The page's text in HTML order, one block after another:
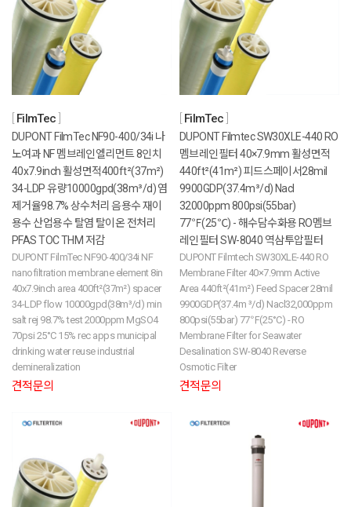
FilmTec
DUPONT FilmTec NF90-400/34i 나
노여과 NF 멤브레인엘리먼트 8인치
40x7.9inch 활성면적400ft²(37m²)
34-LDP 유량10000gpd(38m³/d) 염
제거율98.7% 상수처리 음용수 재이
용수 산업용수 탈염 탈이온 전처리
PFAS TOC THM 저감
DUPONT FilmTec NF90-400/34i NF
nanofiltration membrane element 8in
40x7.9inch area 400ft²(37m²) spacer
34-LDP flow 10000gpd(38m³/d) min
salt rej 98.7% test 2000ppm MgSO4
70psi 25°C 15% rec apps municipal
drinking water reuse industrial
demineralization
견적문의
FilmTec
DUPONT Filmtec SW30XLE-440 RO
멤브레인필터 40×7.9mm 활성면적
440ft²(41m²) 피드스페이서28mil
9900GDP(37.4m³/d) Nacl
32000ppm 800psi(55bar)
77℉(25℃) - 해수담수화용 RO멤브
레인필터 SW-8040 역삼투압필터
DUPONT Filmtech SW30XLE-440 RO
Membrane Filter 40×7.9mm Active
Area 440ft²(41m²) Feed Spacer 28mil
9900GDP(37.4m ³/d) Nacl32,000ppm
800psi(55bar) 77℉(25°C) - RO
Membrane Filter for Seawater
Desalination SW-8040 Reverse
Osmotic Filter
견적문의